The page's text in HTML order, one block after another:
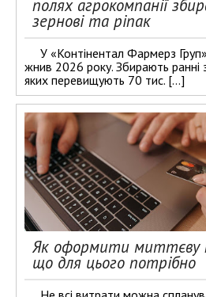
полях агрокомпанії
зернові та ріпак
У «Контінентал Фармерз
жнив 2026 року. Збирають ранні
яких перевищують 70 тис. […]
Як оформити миттєву
що для цього потрібно